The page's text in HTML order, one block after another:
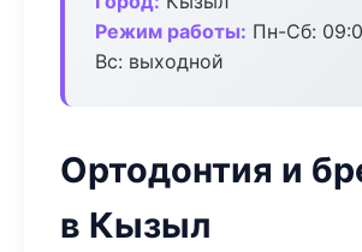
Режим работы: Пн-Сб:
Вс: выходной
Ортодонтия и
в Кызыл